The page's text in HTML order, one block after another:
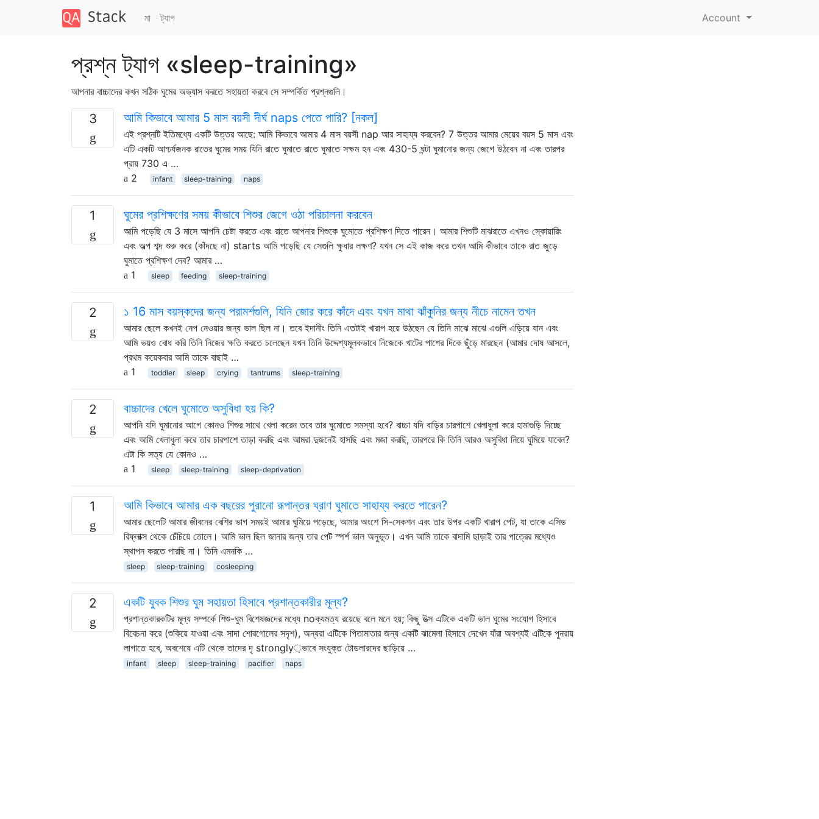
মা ট্যাগ Account
প্রশ্ন ট্যাগ «sleep-training»
আপনার বাচ্চাদের কখন সঠিক ঘুমের অভ্যাস করতে সহায়তা করবে সে সম্পর্কিত প্রশ্নগুলি।
3 আমি কিভাবে আমার 5 মাস বয়সী দীর্ঘ naps পেতে পারি? [নকল]
এই প্রশ্নটি ইতিমধ্যে একটি উত্তর আছে: আমি কিভাবে আমার 4 মাস বয়সী nap আর সাহায্য করবেন? 7 উত্তর আমার মেয়ের বয়স 5 মাস এবং
এটি একটি আশ্চর্যজনক রাতের ঘুমের সময় যিনি রাতে ঘুমাতে রাতে ঘুমাতে সক্ষম হন এবং 430-5 ঘন্টা ঘুমানোর জন্য জেগে উঠবেন না এবং তারপর
প্রায় 730 এ …
2
infant sleep-training naps
1 ঘুমের প্রশিক্ষণের সময় কীভাবে শিশুর জেগে ওঠা পরিচালনা করবেন
আমি পড়েছি যে 3 মাসে আপনি চেষ্টা করতে এবং রাতে আপনার শিশুকে ঘুমোতে প্রশিক্ষণ দিতে পারেন। আমার শিশুটি মাঝরাতে এখনও স্কোয়ারিং
এবং অল্প শব্দ শুরু করে (কাঁদছে না) starts আমি পড়েছি যে সেগুলি ক্ষুধার লক্ষণ? যখন সে এই কাজ করে তখন আমি কীভাবে তাকে রাত জুড়ে
ঘুমাতে প্রশিক্ষণ দেব? আমার …
1
sleep feeding sleep-training
2 ১ 16 মাস বয়স্কদের জন্য পরামর্শগুলি, যিনি জোর করে কাঁদে এবং যখন মাথা ঝাঁকুনির জন্য নীচে নামেন তখন
আমার ছেলে কখনই নেপ নেওয়ার জন্য ভাল ছিল না। তবে ইদানীং তিনি এতটাই খারাপ হয়ে উঠছেন যে তিনি মাঝে মাঝে এগুলি এড়িয়ে যান এবং
আমি ভয়ও বোধ করি তিনি নিজের ক্ষতি করতে চলেছেন যখন তিনি উদ্দেশ্যমূলকভাবে নিজেকে খাটের পাশের দিকে ছুঁড়ে মারছেন (আমার দোষ আসলে,
প্রথম কয়েকবার আমি তাকে বাছাই …
1
toddler sleep crying tantrums sleep-training
2 বাচ্চাদের খেলে ঘুমোতে অসুবিধা হয় কি?
আপনি যদি ঘুমানোর আগে কোনও শিশুর সাথে খেলা করেন তবে তার ঘুমোতে সমস্যা হবে? বাচ্চা যদি বাড়ির চারপাশে খেলাধুলা করে হামাগুড়ি দিচ্ছে
এবং আমি খেলাধুলা করে তার চারপাশে তাড়া করছি এবং আমরা দুজনেই হাসছি এবং মজা করছি, তারপরে কি তিনি আরও অসুবিধা নিয়ে ঘুমিয়ে যাবেন?
এটা কি সত্য যে কোনও …
1
sleep sleep-training sleep-deprivation
1 আমি কিভাবে আমার এক বছরের পুরানো রূপান্তর ঘ্রাণ ঘুমাতে সাহায্য করতে পারেন?
আমার ছেলেটি আমার জীবনের বেশির ভাগ সময়ই আমার ঘুমিয়ে পড়েছে, আমার অংশে সি-সেকশন এবং তার উপর একটি খারাপ পেট, যা তাকে এসিড
রিফ্লাক্স থেকে চেঁচিয়ে তোলে। আমি ভাল ছিল জানার জন্য তার পেট স্পর্শ ভাল অনুভূত। এখন আমি তাকে বাদামি ছাড়াই তার পাত্রের মধ্যেও
স্থাপন করতে পারছি না। তিনি এমনকি …
sleep sleep-training cosleeping
2 একটি যুবক শিশুর ঘুম সহায়তা হিসাবে প্রশান্তকারীর মূল্য?
প্রশান্তকারকটির মূল্য সম্পর্কে শিশু-ঘুম বিশেষজ্ঞদের মধ্যে noক্যমত্য রয়েছে বলে মনে হয়; কিছু উত্স এটিকে একটি ভাল ঘুমের সংযোগ হিসাবে
বিবেচনা করে (শুকিয়ে যাওয়া এবং সাদা শোরগোলের সদৃশ), অন্যরা এটিকে পিতামাতার জন্য একটি ঝামেলা হিসাবে দেখেন যাঁরা অবশ্যই এটিকে পুনরায়
লাগাতে হবে, অবশেষে এটি থেকে তাদের দৃ strongly়ভাবে সংযুক্ত টোডলারদের ছাড়িয়ে …
infant sleep sleep-training pacifier naps